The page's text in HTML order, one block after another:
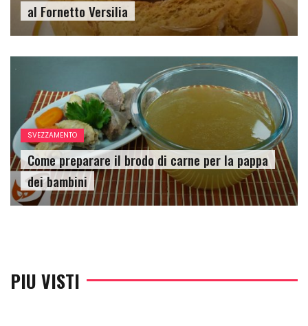
al Fornetto Versilia
SVEZZAMENTO
Come preparare il brodo di carne per la pappa
dei bambini
PIU VISTI